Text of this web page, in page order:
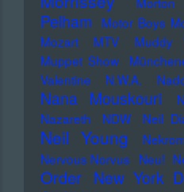
Pelham
Motor Boys
Mozart
MTV Muddy
Muppet Show
Valentine
N.W.A.
Nana Mouskouri
Nazareth
NDW Neil
Neil Young
Nervous Norvus Neu!
Order New York